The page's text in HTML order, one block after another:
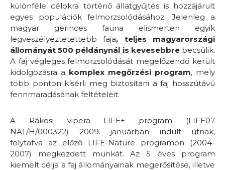
különféle célokra történő állatgyűjtés is hozzájárult
egyes populációk felmorzsolódásához. Jelenleg a
magyar gerinces fauna elismerten egyik
legveszélyeztetettebb faja, teljes magyarországi
állományát 500 példánynál is kevesebbrebecsülik.
A faj végleges felmorzsolódását megelőzendő került
kidolgozásra a komplex megőrzési program, mely
több ponton kísérli meg biztosítani a faj hosszútávú
fennmaradásának feltételeit.
A Rákosi vipera LIFE+ program (LIFE07
NAT/H/000322) 2009. januárban indult útnak,
folytatva az előző LIFE-Nature programon (2004-
2007) megkezdett munkát. Az 5 éves program
kiemelt célja a faj állományainak megerősítése, illetve